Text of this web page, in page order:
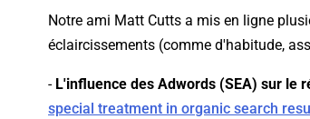
Notre ami Matt Cutts a mis en ligne
éclaircissements (comme d'habitude,
- L'influence des Adwords (SEA) sur le
special treatment in organic search